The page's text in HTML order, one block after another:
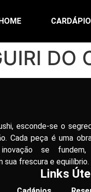
DO
esconde-se o
Cada peça é uma
se fundem,
sua frescura e equilíbrio.
Links